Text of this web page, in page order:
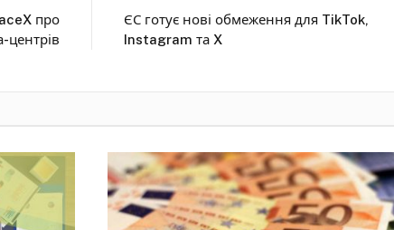
про
центрів
ЄС готує нові обмеження для TikTok,
Instagram та X